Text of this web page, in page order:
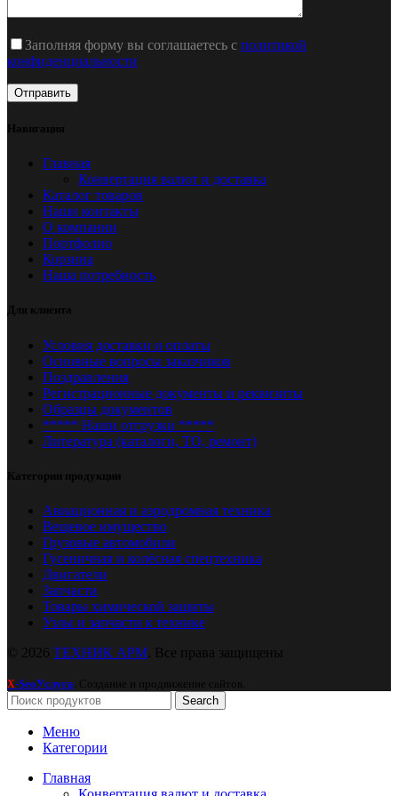
Заполняя форму вы соглашаетесь с политикой
конфиденциальности
Навигация
Главная
Конвертация валют и доставка
Каталог товаров
Наши контакты
О компании
Портфолио
Корзина
Наша потребность
Для клиента
Условия доставки и оплаты
Основные вопросы заказчиков
Поздравления
Регистрационные документы и реквизиты
Образцы документов
***** Наши отгрузки *****
Литература (каталоги, ТО, ремонт)
Категории продукции
Авиационная и аэродромная техника
Вещевое имущество
Грузовые автомобили
Гусеничная и колёсная спецтехника
Двигатели
Запчасти
Товары химической защиты
Узлы и запчасти к технике
© 2026 ТЕХНИК АРМ . Все права защищены
X-SeoУслуга . Создание и продвижение сайтов.
Search
Меню
Категории
Главная